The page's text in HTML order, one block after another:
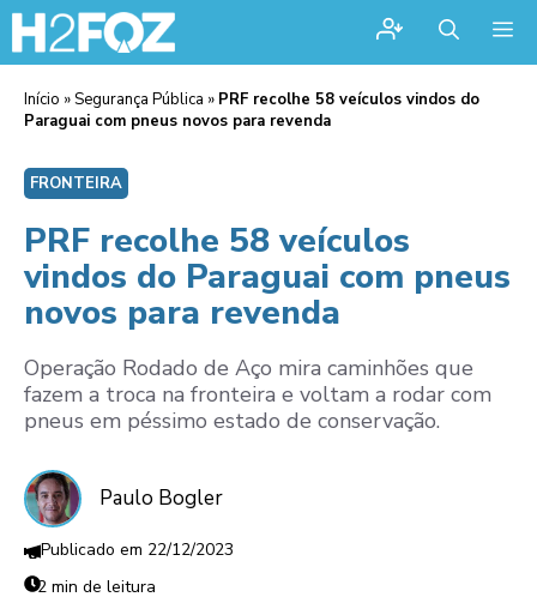
Início »Segurança Pública » PRF recolhe 58 veículos vindos do
Paraguai com pneus novos para revenda
FRONTEIRA
PRF recolhe 58 veículos
vindos do Paraguai com pneus
novos para revenda
Operação Rodado de Aço mira caminhões que
fazem a troca na fronteira e voltam a rodar com
pneus em péssimo estado de conservação.
Paulo Bogler
22/12/2023
2 min de leitura